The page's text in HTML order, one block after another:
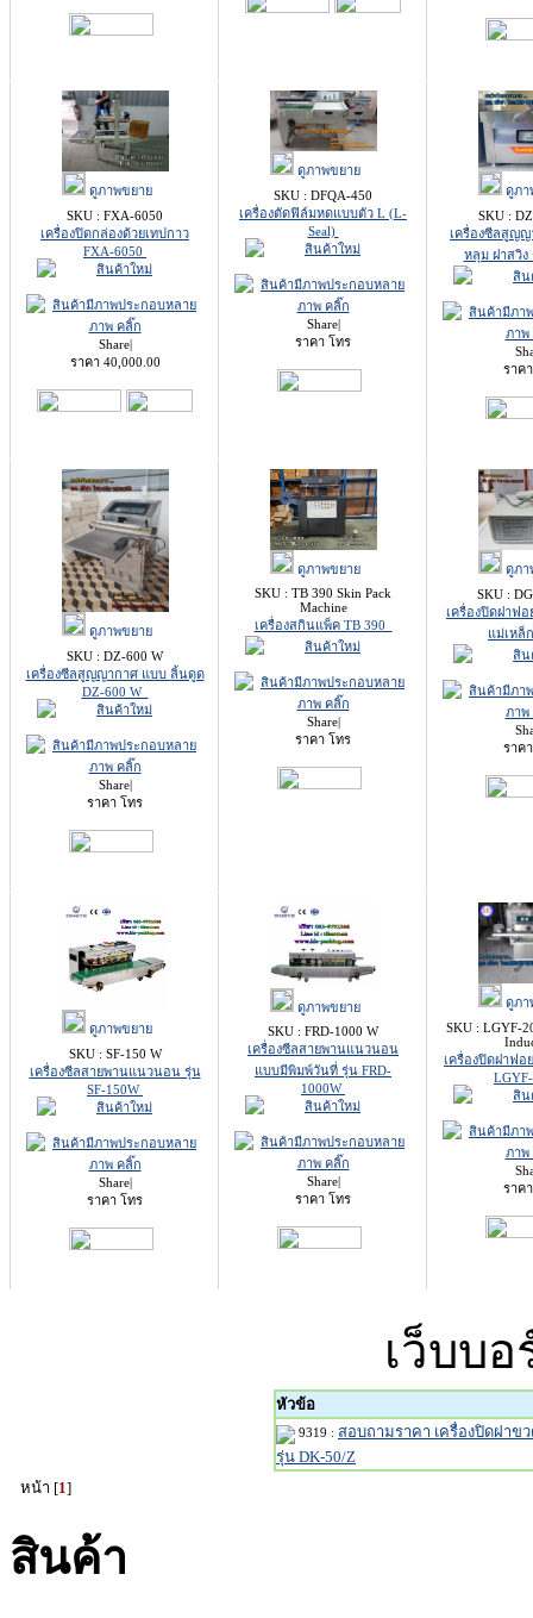
ดูภาพขยาย
SKU : FXA-6050
เครื่องปิดกล่องด้วยเทปกาว
FXA-6050
Share|
ราคา 40,000.00
ดูภาพขยาย
SKU : DFQA-450
เครื่องตัดฟิล์มหดแบบตัว L (L-
Seal)
Share|
ราคา โทร
ดูภา
SKU :
เครื่องซีลสูญญ
หลุม ฝาสวิง
ราค
ดูภาพขยาย
SKU : DZ-600 W
เครื่องซีลสูญญากาศ แบบ ลิ้นดูด
DZ-600 W
Share|
ราคา โทร
ดูภาพขยาย
SKU : TB 390 Skin Pack
Machine
เครื่องสกินแพ็ค TB 390
Share|
ราคา โทร
ดูภา
SKU :
เครื่องปิดฝาฟ
แม่เห
ราค
ดูภาพขยาย
SKU : SF-150 W
เครื่องซีลสายพานแนวนอน รุ่น
SF-150W
Share|
ราคา โทร
ดูภาพขยาย
SKU : FRD-1000 W
เครื่องซีลสายพานแนวนอน
แบบมีพิมพ์วันที่ รุ่น FRD-
1000W
Share|
ราคา โทร
ดูภา
SKU : LGYF-
เครื่องปิดฝาฟ
ราค
เว็บบอ
หัวข้อ
9319 : สอบถามราคา เครื่องปิดฝาข
รุ่น DK-50/Z
หน้า [1]
สินค้า